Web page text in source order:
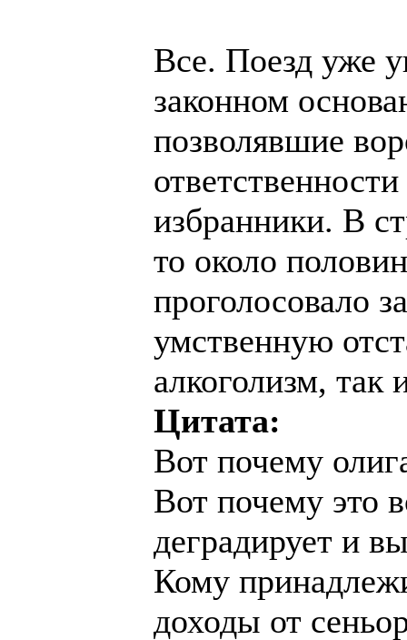
Все. Поезд уже
законном
позволявшие
избранники. В
то около
проголосовало
умственную
алкоголизм,
Цитата:
Вот почему
Вот почему это
деградирует и
Кому
доходы от